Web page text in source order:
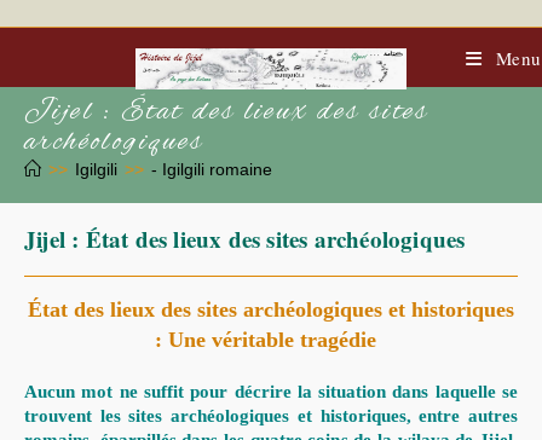
to
Menu
Jijel : État des lieux des sites
archéologiques
>> Igilgili >> - Igilgili romaine
Jijel : État des lieux des sites archéologiques
État des lieux des sites archéologiques et historiques
: Une véritable tragédie
Aucun mot ne suffit pour décrire la situation dans laquelle se
trouvent les sites archéologiques et historiques, entre autres